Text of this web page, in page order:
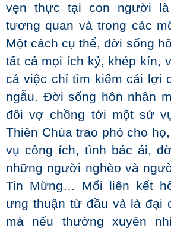
vẹn thực tại con người
tương quan và trong các
Một cách cụ thể, đời sống
tất cả mọi ích kỷ, khép kín,
cả việc chỉ tìm kiếm cái lợi
ngẫu. Đời sống hôn nhân
đôi vợ chồng tới một sứ
Thiên Chúa trao phó cho
vụ công ích, tình bác ái,
những người nghèo và
Tin Mừng… Mối liên kết
ưng thuận từ đầu và là đại
mà nếu thường xuyên